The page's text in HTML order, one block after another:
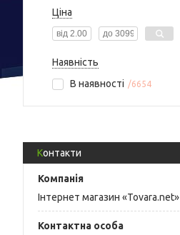
Ціна
Наявність
В наявності
6654
Контакти
Інтернет магазин «Tovara.net»